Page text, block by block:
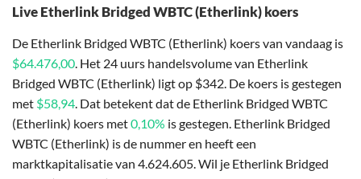
Live Etherlink Bridged WBTC (Etherlink) koers
De Etherlink Bridged WBTC (Etherlink) koers van vandaag is
$64.476,00. Het 24 uurs handelsvolume van Etherlink
Bridged WBTC (Etherlink) ligt op $342. De koers is gestegen
met $58,94. Dat betekent dat de Etherlink Bridged WBTC
(Etherlink) koers met0,10% is gestegen. Etherlink Bridged
WBTC (Etherlink) is de nummer en heeft een
marktkapitalisatie van 4.624.605. Wil je Etherlink Bridged